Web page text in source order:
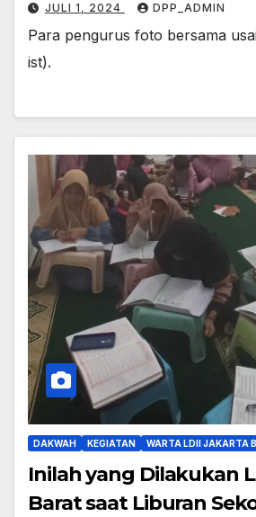
JULI 1, 2024 DPP_ADMIN
Para pengurus foto bersama
ist).
DAKWAH KEGIATAN WARTA LDII JAKARTA
Inilah yang Dilakukan
Barat saat Liburan